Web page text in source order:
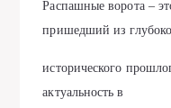
Распашные ворота –
пришедший из
исторического
актуальность в